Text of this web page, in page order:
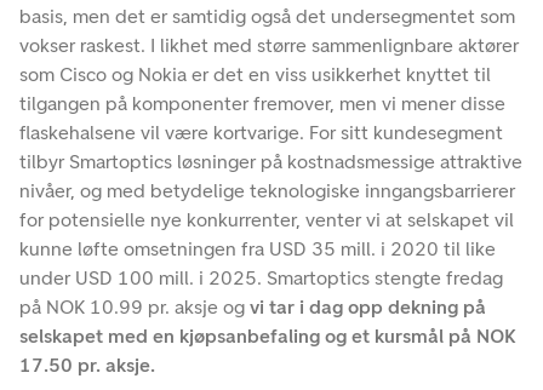
basis, men det er samtidig også det undersegmentet som
vokser raskest. I likhet med større sammenlignbare aktører
som Cisco og Nokia er det en viss usikkerhet knyttet til
tilgangen på komponenter fremover, men vi mener disse
flaskehalsene vil være kortvarige. For sitt kundesegment
tilbyr Smartoptics løsninger på kostnadsmessige attraktive
nivåer, og med betydelige teknologiske inngangsbarrierer
for potensielle nye konkurrenter, venter vi at selskapet vil
kunne løfte omsetningen fra USD 35 mill. i 2020 til like
under USD 100 mill. i 2025. Smartoptics stengte fredag
på NOK 10.99 pr. aksje og vi tar i dag opp dekning på
selskapet med en kjøpsanbefaling og et kursmål på NOK
17.50 pr. aksje.